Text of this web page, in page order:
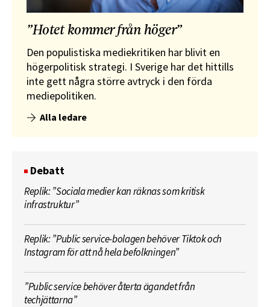
”Hotet kommer från höger”
Den populistiska mediekritiken har blivit en
högerpolitisk strategi. I Sverige har det hittills
inte gett några större avtryck i den förda
mediepolitiken.
Alla ledare
Debatt
Replik: ”Sociala medier kan räknas som kritisk
infrastruktur”
Replik: ”Public service-bolagen behöver Tiktok och
Instagram för att nå hela befolkningen”
”Public service behöver återta ägandet från
techjättarna”